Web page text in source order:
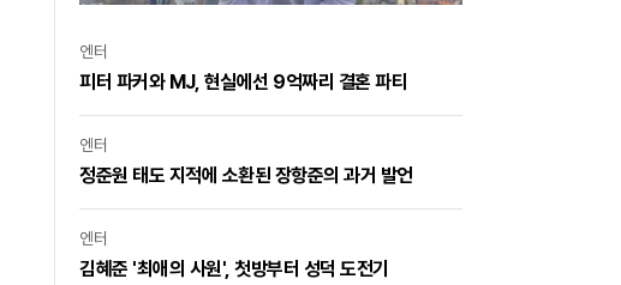
엔터
피터 파커와 MJ, 현실에선 9억짜리 결혼 파티
엔터
정준원 태도 지적에 소환된 장항준의 과거 발언
엔터
김혜준 '최애의 사원', 첫방부터 성덕 도전기